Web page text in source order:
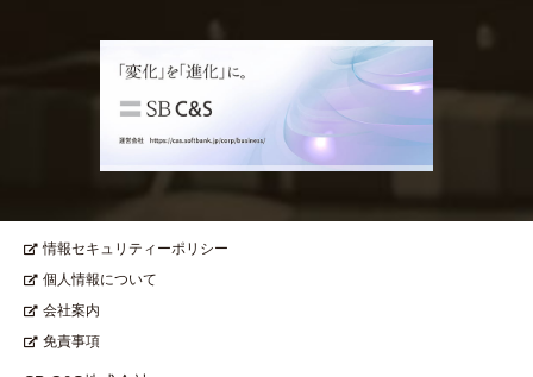
情報セキュリティーポリシー
個人情報について
会社案内
免責事項